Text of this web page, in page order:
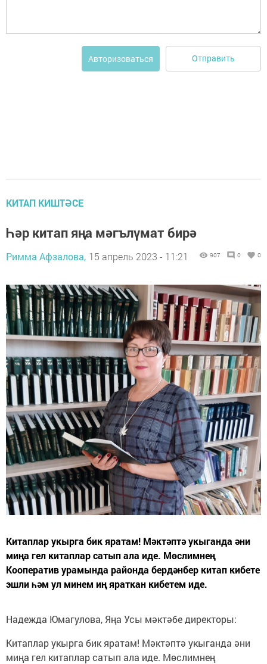
Авторизоваться Отправить
КИТАП КИШТӘСЕ
Һәр китап яңа мәгълүмат бирә
Римма Афзалова, 15 апрель 2023 - 11:21 907 0 0
Китаплар укырга бик яратам! Мәктәптә укыганда әни
миңа гел китаплар сатып ала иде. Мөслимнең
Кооператив урамында районда бердәнбер китап кибете
эшли һәм ул минем иң яраткан кибетем иде.
Надежда Юмагулова, Яңа Усы мәктәбе директоры:
Китаплар укырга бик яратам! Мәктәптә укыганда әни
миңа гел китаплар сатып ала иде. Мөслимнең